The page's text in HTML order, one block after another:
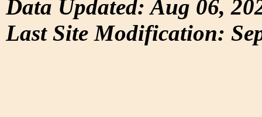
Data Updated: Aug 06,
Last Site Modification: